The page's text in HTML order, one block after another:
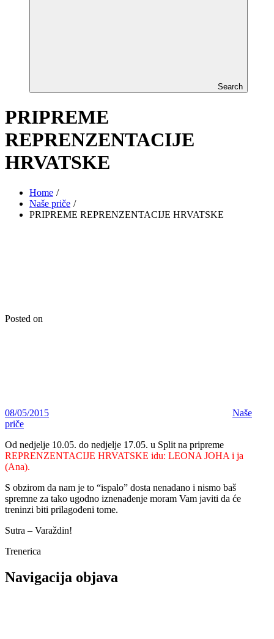
Search
PRIPREME
REPRENZENTACIJE
HRVATSKE
Home
Naše priče
PRIPREME REPRENZENTACIJE HRVATSKE
Posted on
08/05/2015
Naše
priče
Od nedjelje 10.05. do nedjelje 17.05. u Split na pripreme
REPRENZENTACIJE HRVATSKE idu: LEONA JOHA i ja
(Ana).
S obzirom da nam je to “ispalo” dosta nenadano i nismo baš
spremne za tako ugodno iznenađenje moram Vam javiti da će
treninzi biti prilagođeni tome.
Sutra – Varaždin!
Trenerica
Navigacija objava